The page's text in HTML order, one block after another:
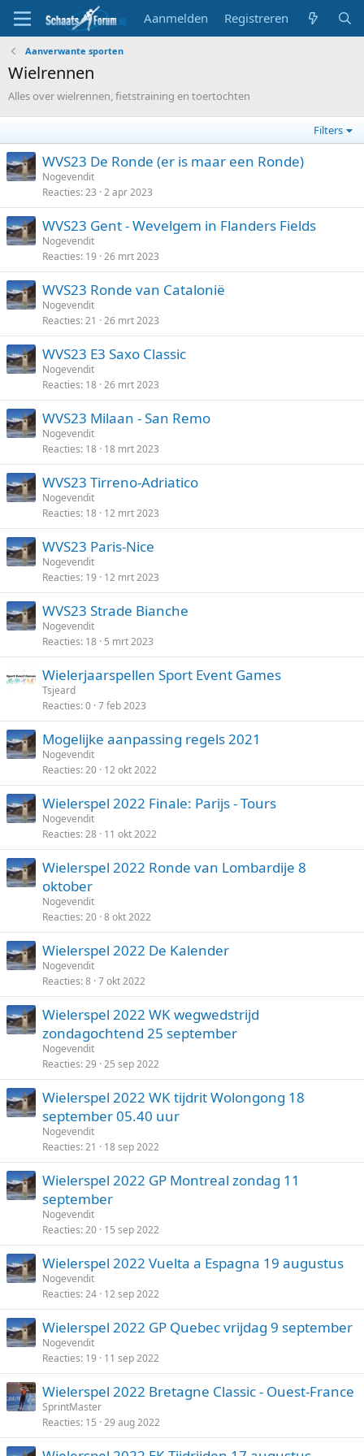
Aanmelden Registreren
Aanverwante sporten
Wielrennen
Alles over wielrennen, fietstraining en toertochten
Filters
WVS23 De Ronde (er is maar een Ronde)
Nogevendit
Reacties 23 2 apr 2023
WVS23 Gent - Wevelgem in Flanders Fields
Nogevendit
Reacties 19 26 mrt 2023
WVS23 Ronde van Catalonië
Nogevendit
Reacties 21 26 mrt 2023
WVS23 E3 Saxo Classic
Nogevendit
Reacties 18 26 mrt 2023
WVS23 Milaan - San Remo
Nogevendit
Reacties 18 18 mrt 2023
WVS23 Tirreno-Adriatico
Nogevendit
Reacties 18 12 mrt 2023
WVS23 Paris-Nice
Nogevendit
Reacties 19 12 mrt 2023
WVS23 Strade Bianche
Nogevendit
Reacties 18 5 mrt 2023
Wielerjaarspellen Sport Event Games
Tsjeard
Reacties 0 7 feb 2023
Mogelijke aanpassing regels 2021
Nogevendit
Reacties 20 12 okt 2022
Wielerspel 2022 Finale: Parijs - Tours
Nogevendit
Reacties 28 11 okt 2022
Wielerspel 2022 Ronde van Lombardije 8
oktober
Nogevendit
Reacties 20 8 okt 2022
Wielerspel 2022 De Kalender
Nogevendit
Reacties 8 7 okt 2022
Wielerspel 2022 WK wegwedstrijd
zondagochtend 25 september
Nogevendit
Reacties 29 25 sep 2022
Wielerspel 2022 WK tijdrit Wolongong 18
september 05.40 uur
Nogevendit
Reacties 21 18 sep 2022
Wielerspel 2022 GP Montreal zondag 11
september
Nogevendit
Reacties 20 15 sep 2022
Wielerspel 2022 Vuelta a Espagna 19 augustus
Nogevendit
Reacties 24 12 sep 2022
Wielerspel 2022 GP Quebec vrijdag 9 september
Nogevendit
Reacties 19 11 sep 2022
Wielerspel 2022 Bretagne Classic - Ouest-France
SprintMaster
Reacties 15 29 aug 2022